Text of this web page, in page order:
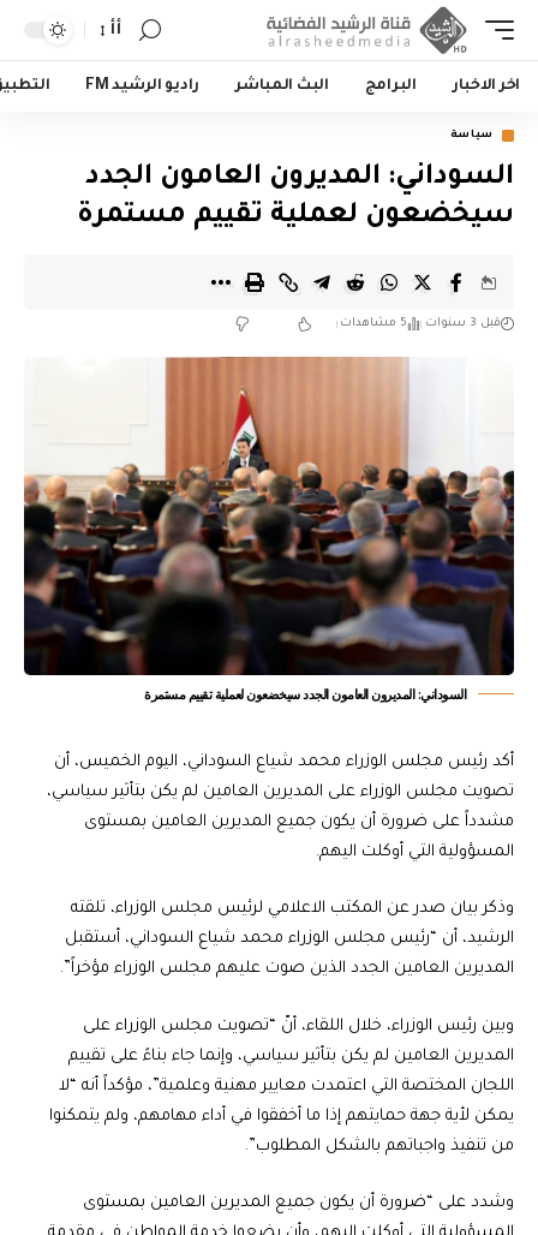
أأ
اخر الاخبار البرامج البث المباشر راديو الرشيد FM
سياسة
السوداني: المديرون العامون الجدد
سيخضعون لعملية تقييم مستمرة
قبل 3 سنوات 5 مشاهدات
السوداني: المديرون العامون الجدد سيخضعون لعملية تقييم مستمرة
أكد رئيس مجلس الوزراء محمد شياع السوداني، اليوم الخميس، أن
تصويت مجلس الوزراء على المديرين العامين لم يكن بتأثير سياسي،
مشدداً على ضرورة أن يكون جميع المديرين العامين بمستوى
المسؤولية التي أوكلت اليهم.
وذكر بيان صدر عن المكتب الاعلامي لرئيس مجلس الوزراء، تلقته
الرشيد، أن “رئيس مجلس الوزراء محمد شياع السوداني، أستقبل
المديرين العامين الجدد الذين صوت عليهم مجلس الوزراء مؤخراً”.
وبين رئيس الوزراء، خلال اللقاء، أنّ “تصويت مجلس الوزراء على
المديرين العامين لم يكن بتأثير سياسي، وإنما جاء بناءً على تقييم
اللجان المختصة التي اعتمدت معايير مهنية وعلمية”، مؤكداً أنه “لا
يمكن لأية جهة حمايتهم إذا ما أخفقوا في أداء مهامهم، ولم يتمكنوا
من تنفيذ واجباتهم بالشكل المطلوب”.
وشدد على “ضرورة أن يكون جميع المديرين العامين بمستوى